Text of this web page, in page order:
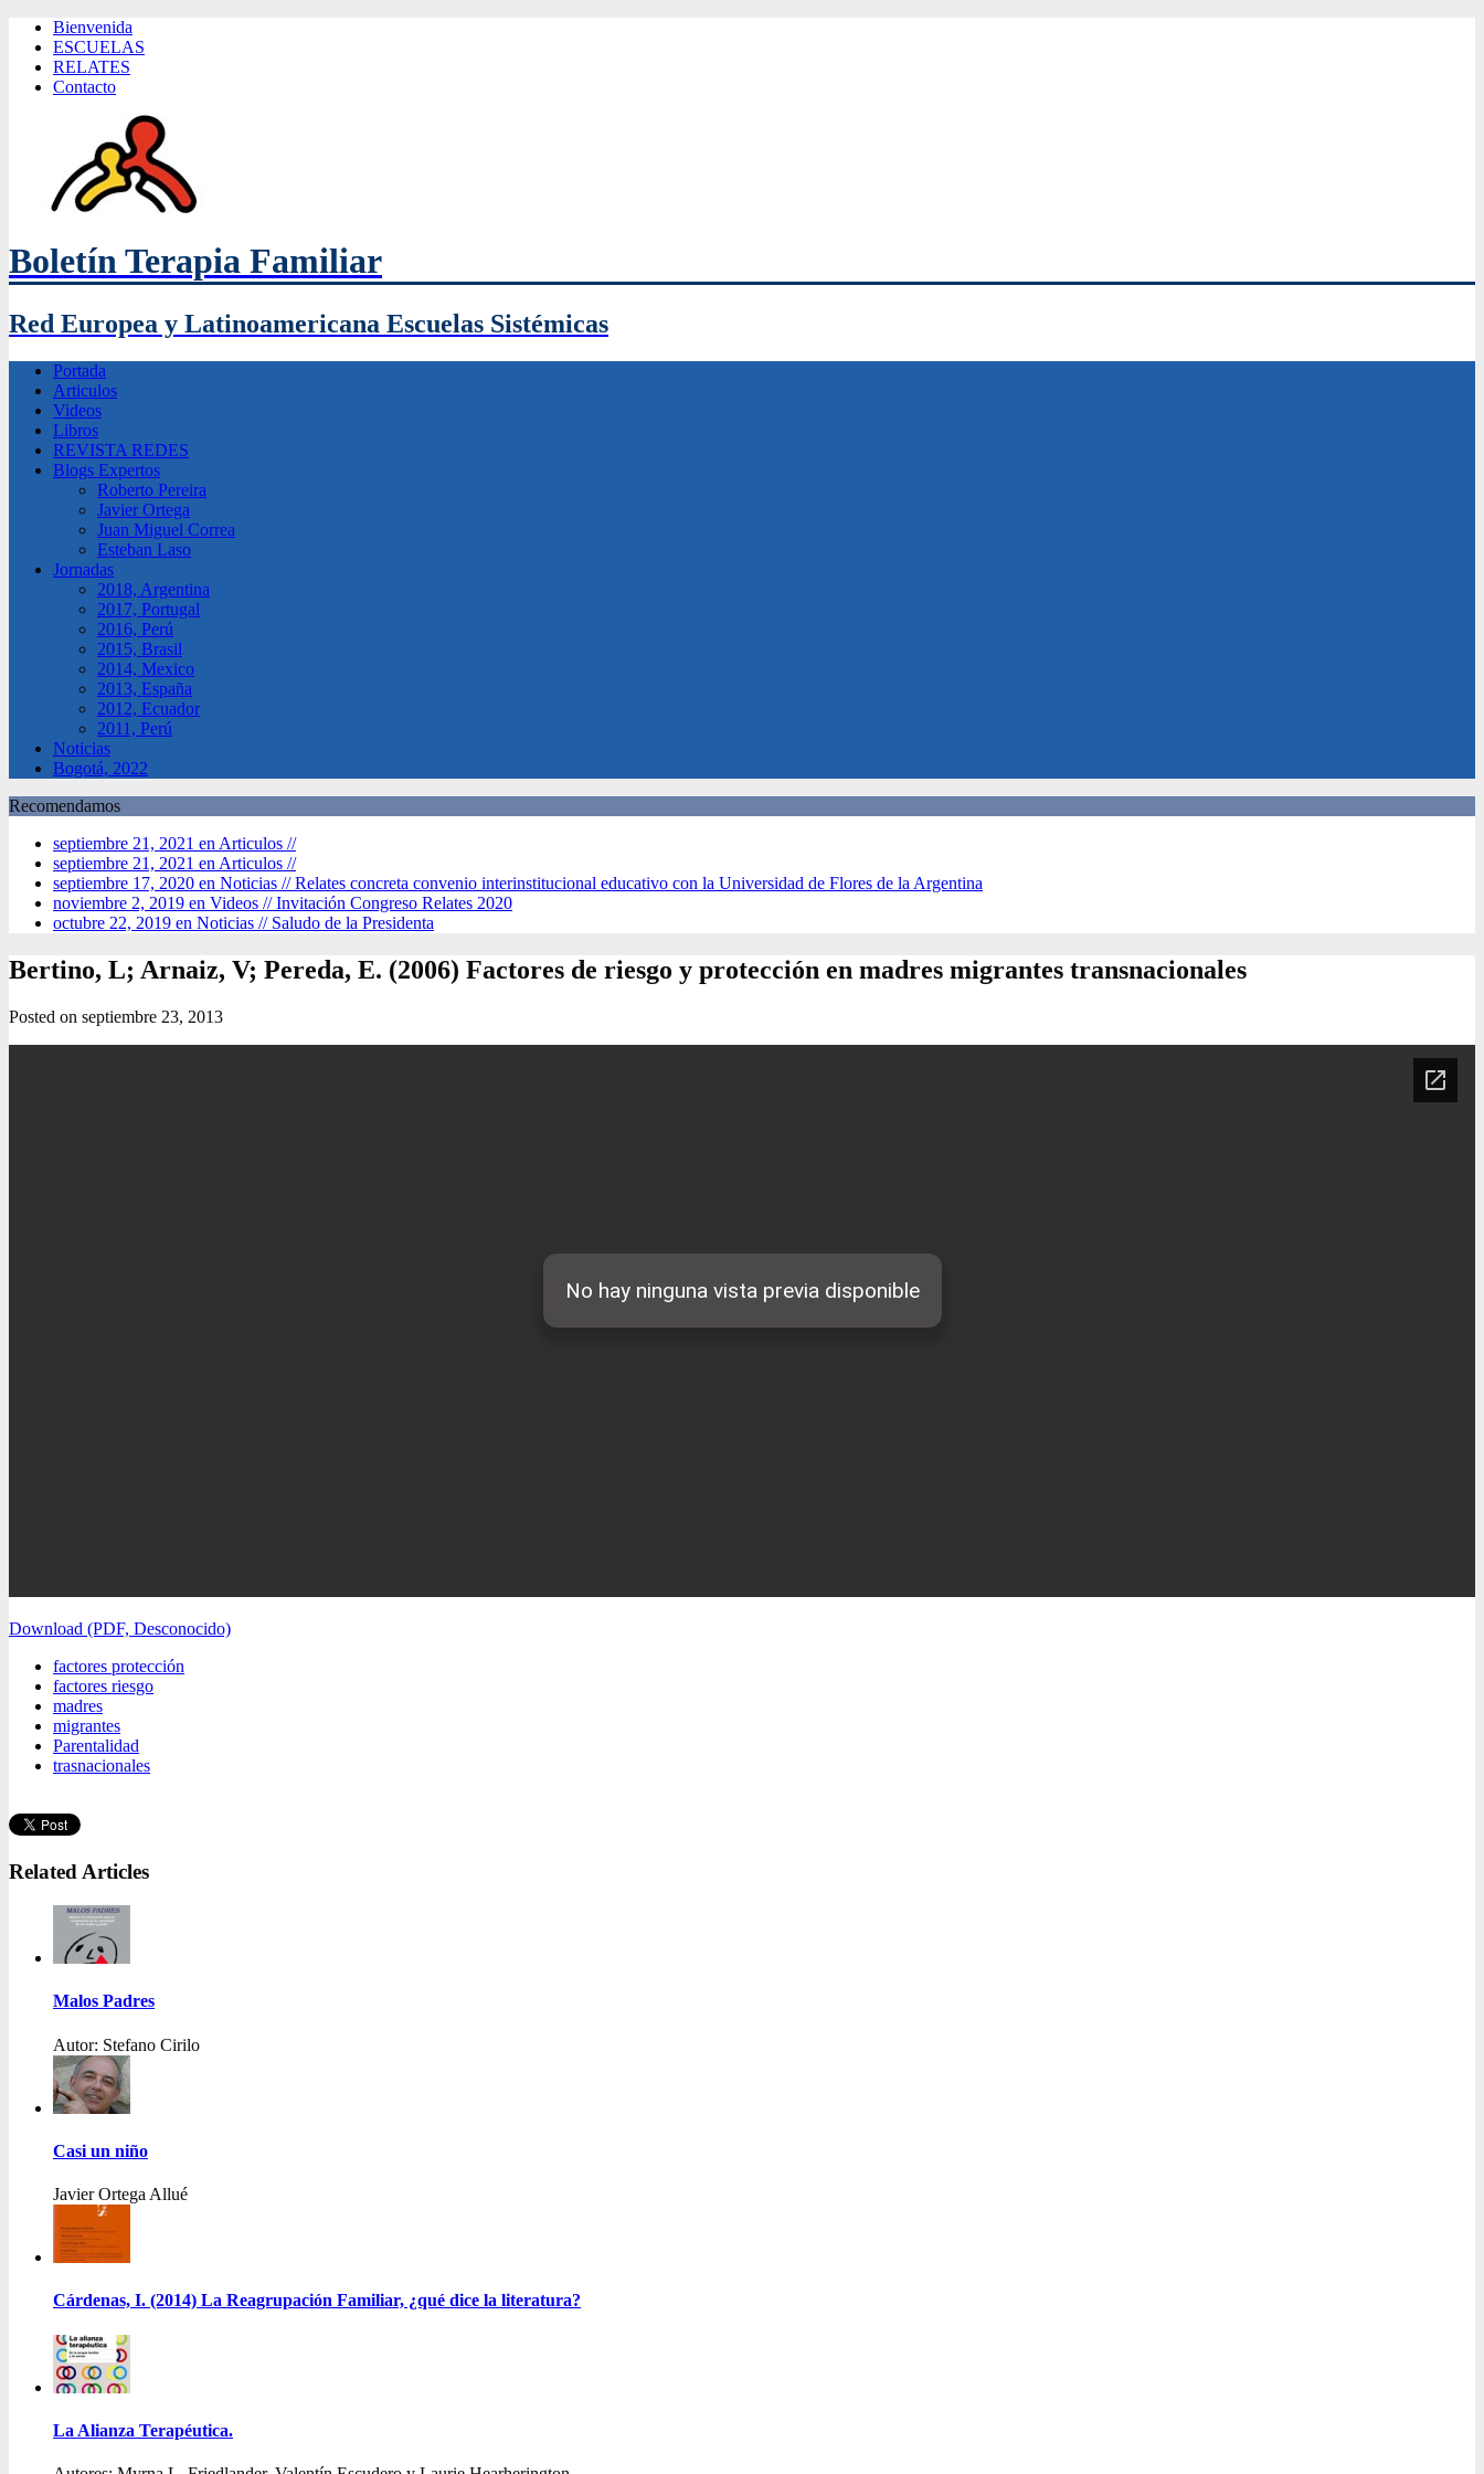
Bienvenida
ESCUELAS
RELATES
Contacto
Boletín Terapia Familiar
Red Europea y Latinoamericana Escuelas Sistémicas
Portada
Articulos
Videos
Libros
REVISTA REDES
Blogs Expertos
Roberto Pereira
Javier Ortega
Juan Miguel Correa
Esteban Laso
Jornadas
2018, Argentina
2017, Portugal
2016, Perú
2015, Brasil
2014, Mexico
2013, España
2012, Ecuador
2011, Perú
Noticias
Bogotá, 2022
Recomendamos
septiembre 21, 2021 en Articulos //
septiembre 21, 2021 en Articulos //
septiembre 17, 2020 en Noticias //Relates concreta convenio interinstitucional educativo con la Universidad de Flores de la Argentina
noviembre 2, 2019 en Videos //Invitación Congreso Relates 2020
octubre 22, 2019 en Noticias // Saludo de la Presidenta
Bertino, L; Arnaiz, V; Pereda, E. (2006) Factores de riesgo y protección en madres migrantes transnacionales
Posted on septiembre 23, 2013
Download (PDF, Desconocido)
factores protección
factores riesgo
madres
migrantes
Parentalidad
trasnacionales
Related Articles
Malos Padres
Autor: Stefano Cirilo
Casi un niño
Javier Ortega Allué
Cárdenas, I. (2014) La Reagrupación Familiar, ¿qué dice la literatura?
La Alianza Terapéutica.